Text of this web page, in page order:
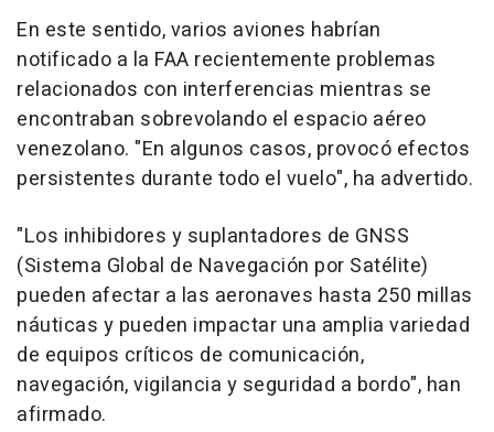
En este sentido, varios aviones habrían
notificado a la FAA recientemente problemas
relacionados con interferencias mientras se
encontraban sobrevolando el espacio aéreo
venezolano. "En algunos casos, provocó efectos
persistentes durante todo el vuelo", ha advertido.
"Los inhibidores y suplantadores de GNSS
(Sistema Global de Navegación por Satélite)
pueden afectar a las aeronaves hasta 250 millas
náuticas y pueden impactar una amplia variedad
de equipos críticos de comunicación,
navegación, vigilancia y seguridad a bordo", han
afirmado.